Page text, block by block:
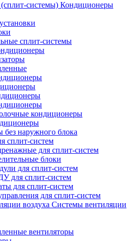
Кондиционеры
сплит-системы
кондиционеры
наружного блока
сплит-систем
для сплит-систем
блоки
для сплит-систем
для сплит-систем
для сплит-систем
для сплит-систем
Системы вентиляции
вентиляторы